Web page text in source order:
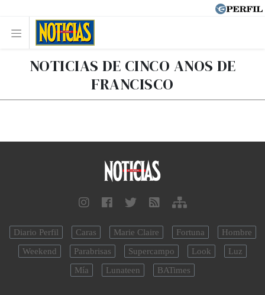
NOTICIAS DE CINCO ANOS DE
FRANCISCO
Diario Perfil Caras Marie Claire Fortuna
Hombre
Weekend
Parabrisas Supercampo Look
Luz
Mía
Lunateen BATimes